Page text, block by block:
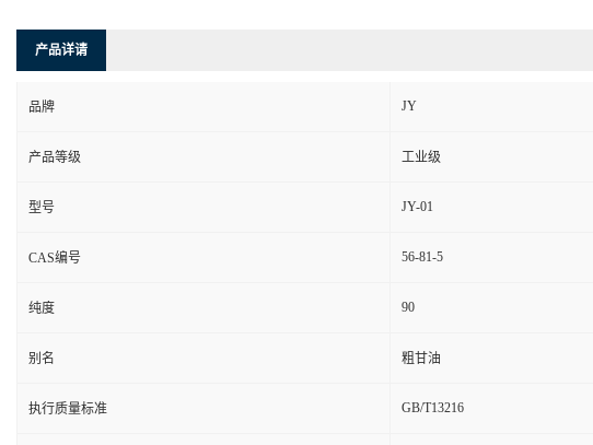
产品详请
品牌 JY
产品等级 工业级
型号 JY-01
CAS编号 56-81-5
纯度 90
别名 粗甘油
执行质量标准 GB/T13216